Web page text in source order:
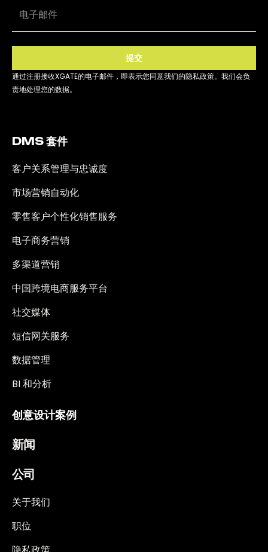
提交
通过注册接收XGATE的电子邮件，即表示您同意我们的隐私政策。我们会负
责地处理您的数据。
DMS 套件
客户关系管理与忠诚度
市场营销自动化
零售客户个性化销售服务
电子商务营销
多渠道营销
中国跨境电商服务平台
社交媒体
短信网关服务
数据管理
BI 和分析
创意设计案例
新闻
公司
关于我们
职位